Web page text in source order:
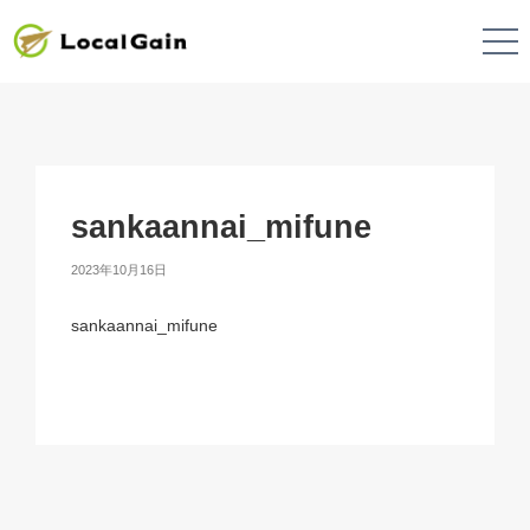
sankaannai_mifune
2023年10月16日
sankaannai_mifune